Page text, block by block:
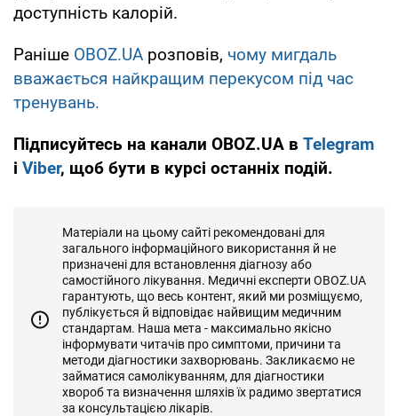
доступність калорій.
Раніше OBOZ.UA розповів, чому мигдаль
вважається найкращим перекусом під час
тренувань.
Підписуйтесь на канали OBOZ.UA в Telegram
і Viber, щоб бути в курсі останніх подій.
Матеріали на цьому сайті рекомендовані для
загального інформаційного використання й не
призначені для встановлення діагнозу або
самостійного лікування. Медичні експерти OBOZ.UA
гарантують, що весь контент, який ми розміщуємо,
публікується й відповідає найвищим медичним
стандартам. Наша мета - максимально якісно
інформувати читачів про симптоми, причини та
методи діагностики захворювань. Закликаємо не
займатися самолікуванням, для діагностики
хвороб та визначення шляхів їх радимо звертатися
за консультацією лікарів.